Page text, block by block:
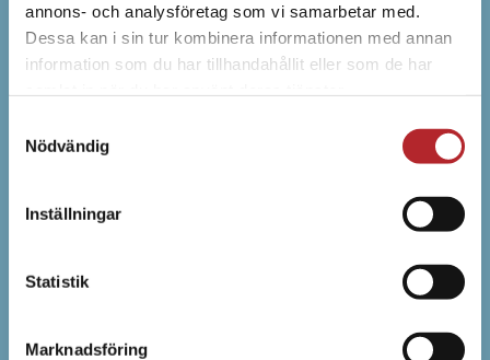
annons- och analysföretag som vi samarbetar med.
Dessa kan i sin tur kombinera informationen med annan
information som du har tillhandahållit eller som de har
Nödvändig
Inställningar
Statistik
Marknadsföring
personer av hjärtstopp
dem räddas tillbaka till ett